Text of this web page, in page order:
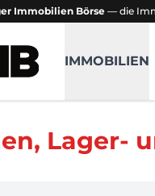
Immobilien Börse — die
Immobilien
IMMOBILIEN
Lager-